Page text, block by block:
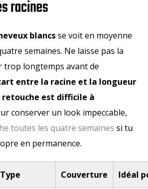
racines
blancsse voit en moyenne
semaines. Ne laisse pas la
trop longtemps avant de
entre la racine et la longueur
est difficile à
conserver un look impeccable,
toutes les quatre semaines si tu
en permanence.
Type Couverture Idéal